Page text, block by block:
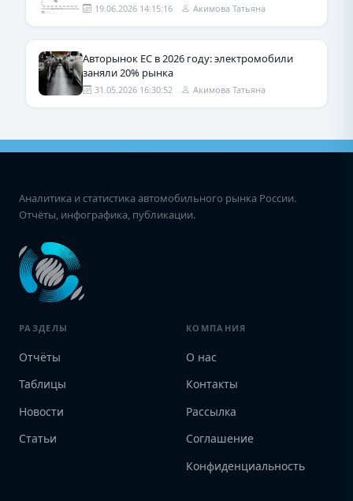
19.06.2026 14:15:16 Акимова Татьяна
Авторынок ЕС в 2026 году: электромобили
заняли 20% рынка
31.05.2026 16:30:52 Акимова Татьяна
Аналитика и статистика автомобильного рынка России.
Отчёты, инфографика, публикации.
РАЗДЕЛЫ
Отчёты
Таблицы
Новости
Статьи
КОМПАНИЯ
О нас
Контакты
Рассылка
Соглашение
Конфиденциальность